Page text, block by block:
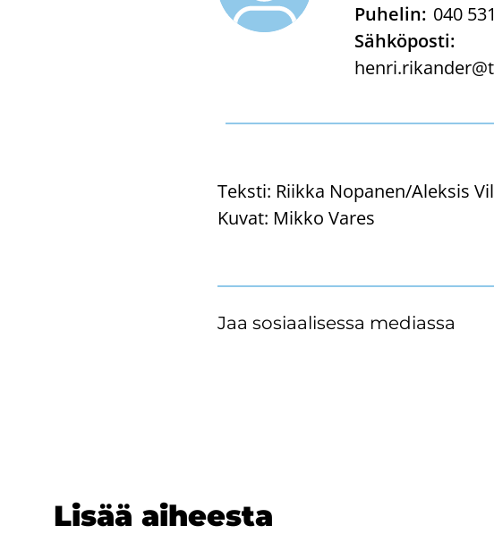
Puhelin: 040
Sähköposti:
Teksti: Riikka Nopanen/Aleksis
Kuvat: Mikko Vares
Jaa sosiaalisessa mediassa
Lisää ai­hees­ta